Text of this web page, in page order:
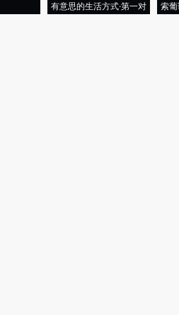
有意思的生活方式·第一对
索